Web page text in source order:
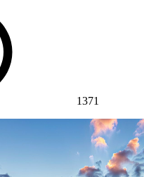
1371